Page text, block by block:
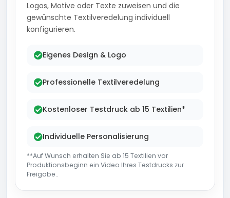
Logos, Motive oder Texte zuweisen und die
gewünschte Textilveredelung individuell
konfigurieren.
Eigenes Design & Logo
Professionelle Textilveredelung
Kostenloser Testdruck ab 15 Textilien*
Individuelle Personalisierung
**Auf Wunsch erhalten Sie ab 15 Textilien vor
Produktionsbeginn ein Video Ihres Testdrucks zur
Freigabe..